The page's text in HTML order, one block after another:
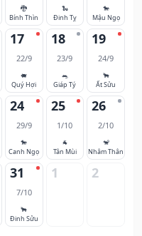
🐉
Bính Thìn
🐍
Đinh Tỵ
🐎
Mậu Ngọ
17
22/9
🐖
Quý Hợi
18
23/9
🐀
Giáp Tý
19
24/9
🐂
Ất Sửu
24
29/9
🐎
Canh Ngọ
25
1/10
🐐
Tân Mùi
26
2/10
🐒
Nhâm Thân
31
7/10
🐂
Đinh Sửu
1 2